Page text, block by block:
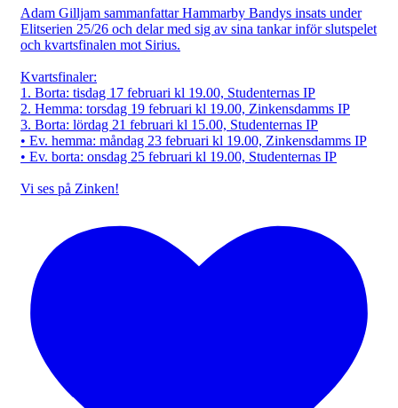
Adam Gilljam sammanfattar Hammarby Bandys insats under
Elitserien 25/26 och delar med sig av sina tankar inför slutspelet
och kvartsfinalen mot Sirius.
Kvartsfinaler:
1. Borta: tisdag 17 februari kl 19.00, Studenternas IP
2. Hemma: torsdag 19 februari kl 19.00, Zinkensdamms IP
3. Borta: lördag 21 februari kl 15.00, Studenternas IP
• Ev. hemma: måndag 23 februari kl 19.00, Zinkensdamms IP
• Ev. borta: onsdag 25 februari kl 19.00, Studenternas IP
Vi ses på Zinken!